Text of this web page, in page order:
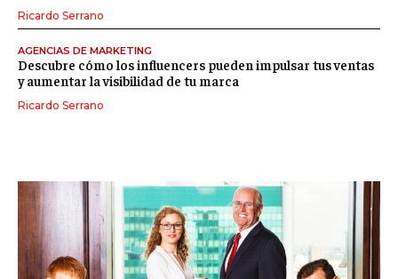
Ricardo Serrano
AGENCIAS DE MARKETING
Descubre cómo los influencers pueden impulsar tus ventas
y aumentar la visibilidad de tu marca
Ricardo Serrano